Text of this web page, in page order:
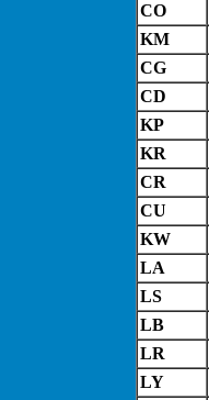
CO
KM
CG
CD
KP
KR
CR
CU
KW
LA
LS
LB
LR
LY